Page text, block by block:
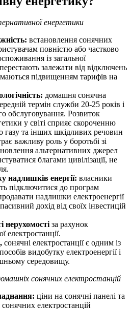
енергетики
встановлення сонячних
повністю або частково
із загальної
залежати від відключень
підвищенням тарифів на
домашня сонячна
термін служби 20-25 років і
обслуговування. Розвиток
у світі сприяє скороченню
газу та інших шкідливих речовин
важливу роль у боротьбі зі
альтернативних джерел
благами цивілізації, не
надлишків енергії: власники
підключитися до програм
надлишки електроенергії
дохід від своїх інвестицій
нерухомостіза рахунок
електростанції.
сонячні електростанції є одним із
видобутку електроенергії і
середовищу.
сонячних електростанцій
ціни на сонячні панелі та
електростанцій